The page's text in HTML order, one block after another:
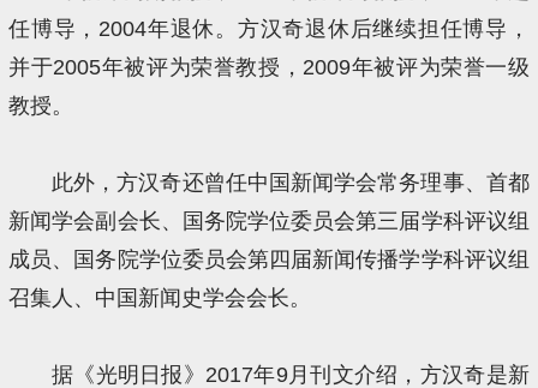
任博导，2004年退休。方汉奇退休后继续担任博导，
并于2005年被评为荣誉教授，2009年被评为荣誉一级
教授。
此外，方汉奇还曾任中国新闻学会常务理事、首都
新闻学会副会长、国务院学位委员会第三届学科评议组
成员、国务院学位委员会第四届新闻传播学学科评议组
召集人、中国新闻史学会会长。
据《光明日报》2017年9月刊文介绍，方汉奇是新